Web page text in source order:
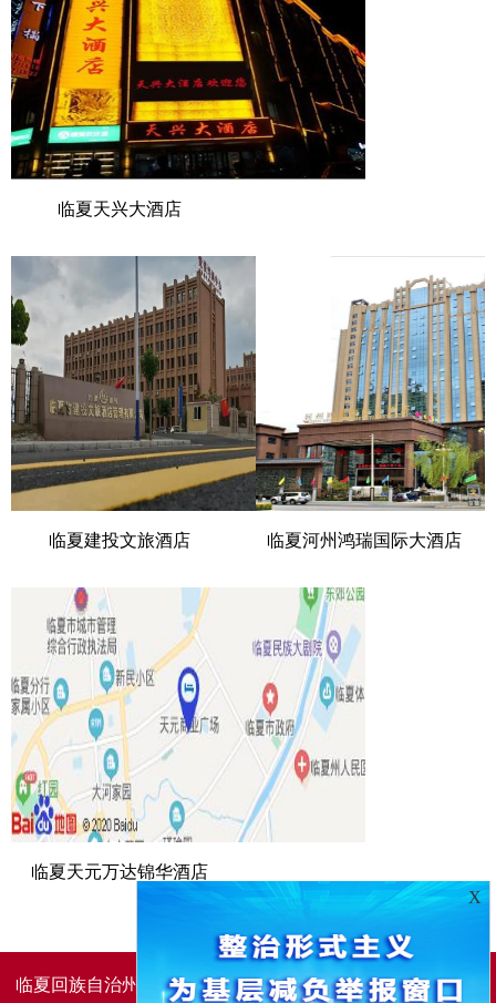
临夏天兴大酒店
临夏建投文旅酒店 临夏河州鸿瑞国际大酒店
临夏天元万达锦华酒店
临夏回族自治州人民政府办公室主办 临夏回族自治州人民政
X